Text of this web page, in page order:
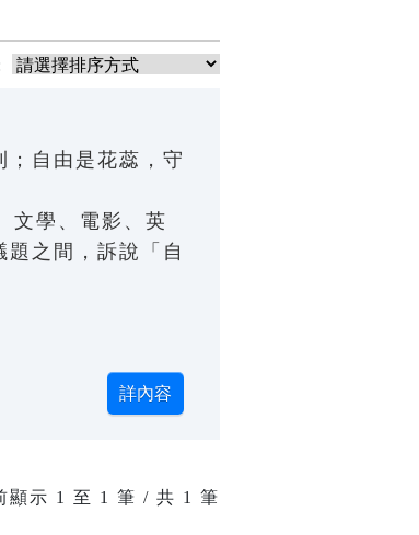
；自由是花蕊，守
文學、電影、英
之間，訴說「自
顯示 1 至 1 筆 / 共 1 筆